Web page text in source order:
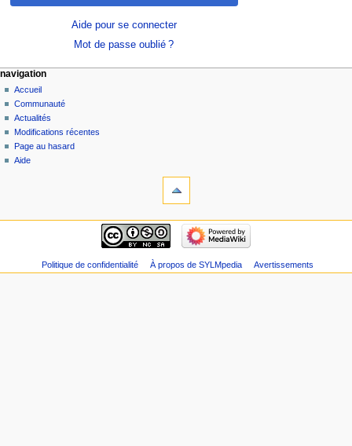
Aide pour se connecter
Mot de passe oublié ?
navigation
Accueil
Communauté
Actualités
Modifications récentes
Page au hasard
Aide
Politique de confidentialité À propos de SYLMpedia Avertissements